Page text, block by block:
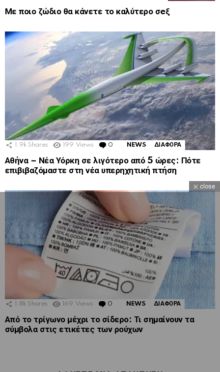
Με ποιο ζώδιο θα κάνετε το καλύτερο σeξ
1.9k Shares 199 Views 0 Comments
NEWS ΔΙΑΦΟΡΑ
Αθήνα – Νέα Υόρκη σε λιγότερο από 5 ώρες: Πότε
επιβιβαζόμαστε στη νέα υπερηχητική πτήση
1.8k Shares 169 Views 0 Comments
NEWS ΔΙΑΦΟΡΑ
Από το τρίγωνο μέχρι το σίδερο: Τι σημαίνουν τα
σύμβολα στις ετικέτες των ρούχων
close